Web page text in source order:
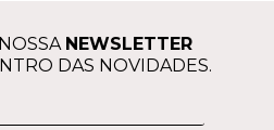
NEWSLETTER
DAS NOVIDADES.